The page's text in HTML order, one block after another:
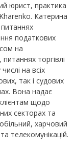
юрист, практика
Катерина
питаннях
податкових
на
торгівлі
на всіх
так і судових
Вона надає
щодо
секторах та
харчовий
телекомунікацій.